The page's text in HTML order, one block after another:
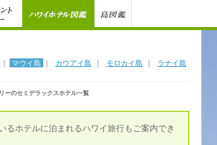
マウイ島 カウアイ島 モロカイ島 ラナイ島
ーのセミデラックスホテル一覧
るホテルに泊まれるハワイ旅行もご案内でき